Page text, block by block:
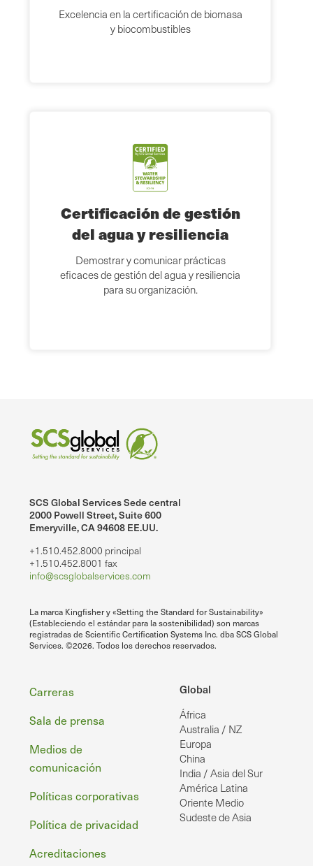
Excelencia en la certificación de biomasa
y biocombustibles
Certificación de gestión
del agua y resiliencia
Demostrar y comunicar prácticas
eficaces de gestión del agua y resiliencia
para su organización.
SCS Global Services Sede central
2000 Powell Street, Suite 600
Emeryville, CA 94608 EE.UU.
+1.510.452.8000 principal
+1.510.452.8001 fax
info@scsglobalservices.com
La marca Kingfisher y «Setting the Standard for Sustainability»
(Estableciendo el estándar para la sostenibilidad) son marcas
registradas de Scientific Certification Systems Inc. dba SCS Global
Services. ©2026. Todos los derechos reservados.
Global
África
Australia / NZ
Europa
China
India / Asia del Sur
América Latina
Oriente Medio
Sudeste de Asia
Pie
de
página
Carreras
Sala de prensa
Medios de
comunicación
Políticas corporativas
Política de privacidad
Acreditaciones